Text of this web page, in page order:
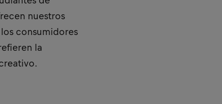
nuestros
consumidores
la